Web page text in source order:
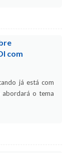
com
já está com
abordará o tema